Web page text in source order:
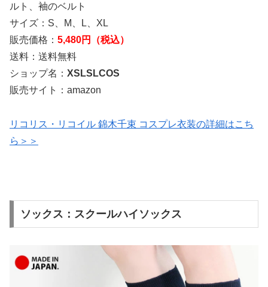
ルト、袖のベルト
サイズ：S、M、L、XL
販売価格： 5,480円（税込）
送料：送料無料
ショップ名： XSLSLCOS
販売サイト：amazon
リコリス・リコイル 錦木千束 コスプレ衣装の詳細はこち
ら＞＞
ソックス：スクールハイソックス